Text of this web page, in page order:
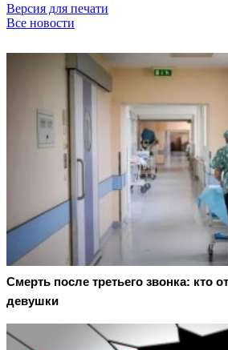
Версия для печати
Все новости
Смерть после третьего звонка: кто
девушки